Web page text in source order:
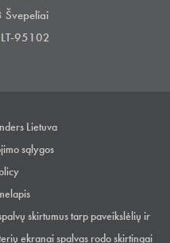
Švepeliai
95102
Lietuva
sąlygos
skirtumus tarp paveikslėlių ir
ekranai spalvas rodo skirtingai